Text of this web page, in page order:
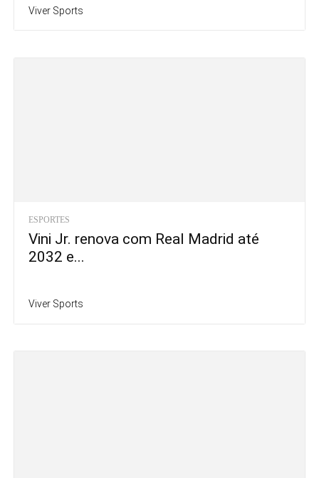
Viver Sports
ESPORTES
Vini Jr. renova com Real Madrid até
2032 e...
Viver Sports